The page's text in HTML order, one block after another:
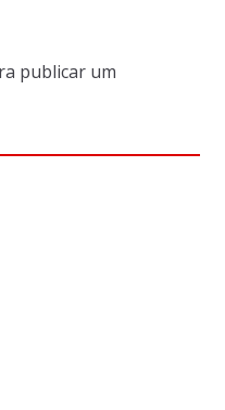
publicar um